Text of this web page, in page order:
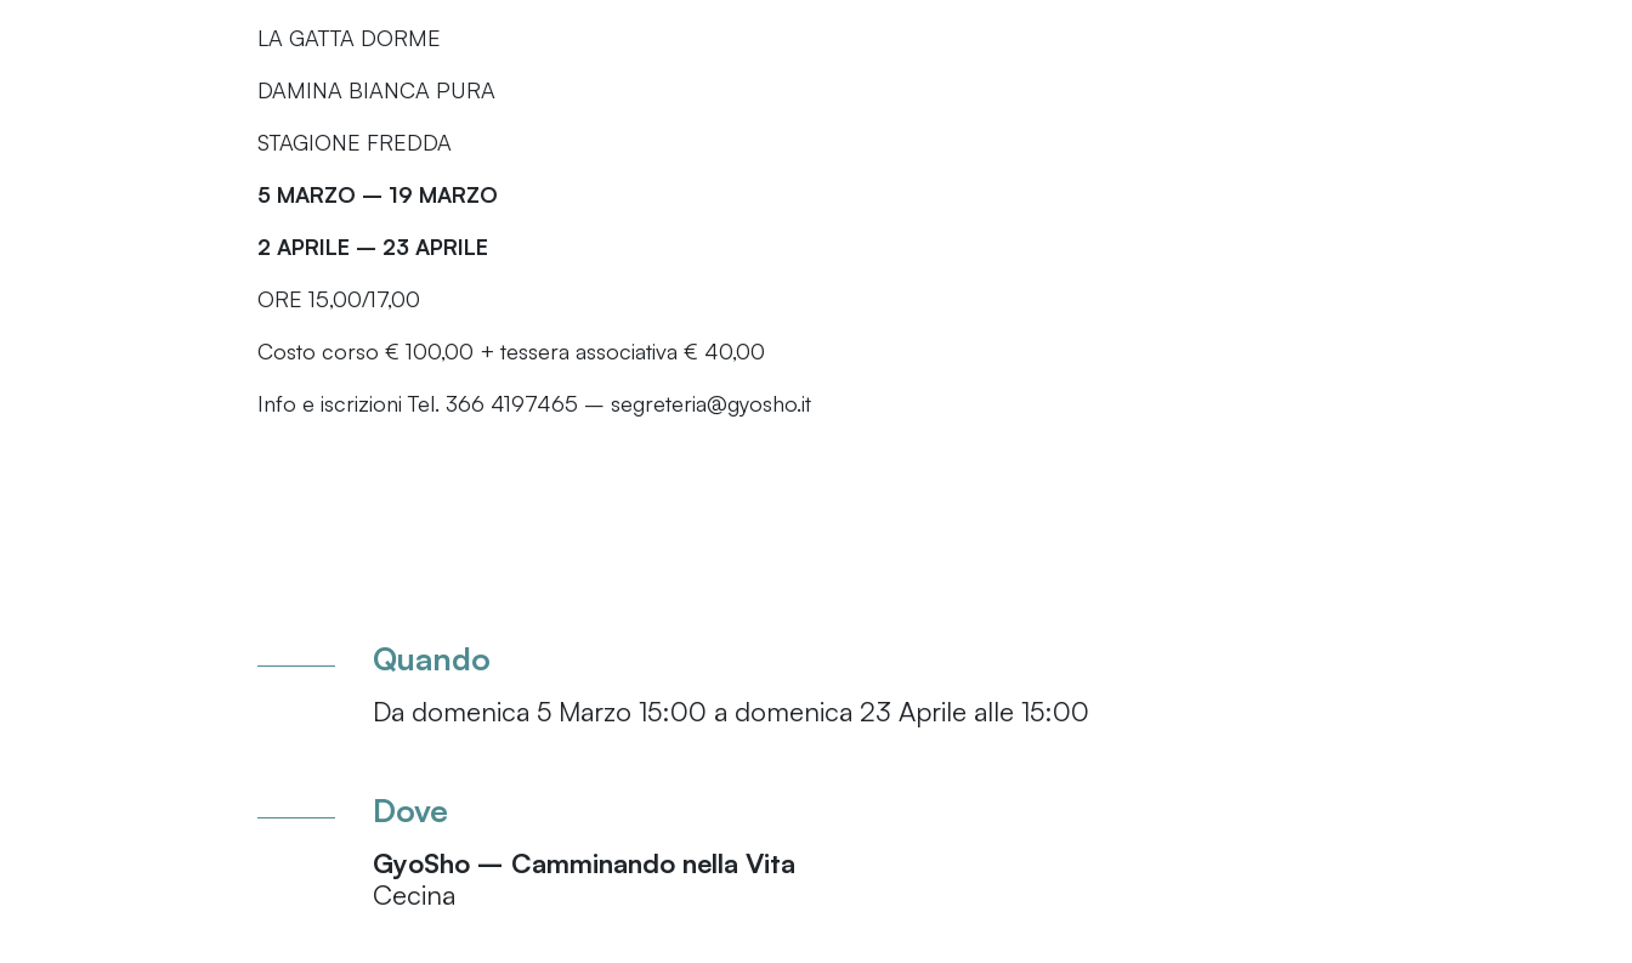
LA GATTA DORME
DAMINA BIANCA PURA
STAGIONE FREDDA
5 MARZO – 19 MARZO
2 APRILE – 23 APRILE
ORE 15,00/17,00
Costo corso € 100,00 + tessera associativa € 40,00
Info e iscrizioni Tel. 366 4197465 – segreteria@gyosho.it
Quando
Da domenica 5 Marzo 15:00 a domenica 23 Aprile alle 15:00
Dove
GyoSho – Camminando nella Vita
Cecina